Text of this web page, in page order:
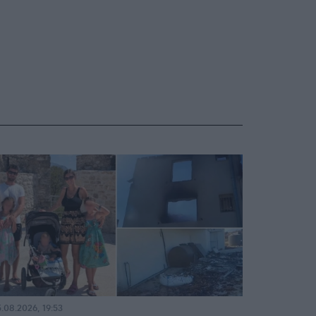
19:53